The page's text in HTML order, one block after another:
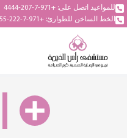
للمواعيد اتصل على: +971-7-207-4444
الخط الساخن للطوارئ: +971-7-222-5555